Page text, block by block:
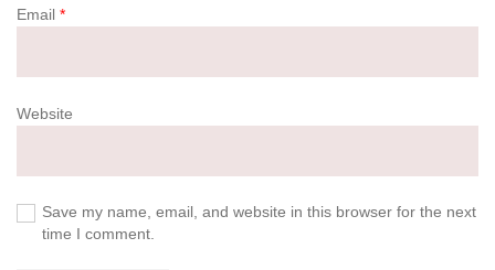
Email *
Website
Save my name, email, and website in this browser for the next
time I comment.